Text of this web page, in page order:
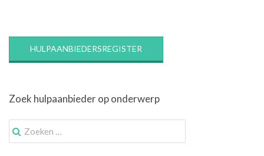
HULPAANBIEDERSREGISTER
Zoek hulpaanbieder op onderwerp
Zoek
naar: